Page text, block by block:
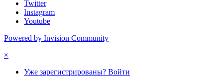
Twitter
Instagram
Youtube
Powered by Invision Community
×
Уже зарегистрированы? Войти